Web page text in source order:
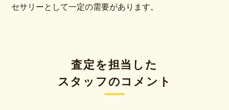
セサリーとして一定の需要があります。
査定を担当した
スタッフのコメント